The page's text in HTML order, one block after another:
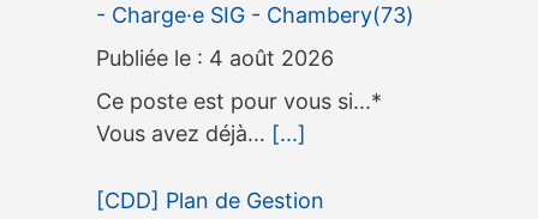
- Charge·e SIG - Chambery(73)
4 août 2026
Ce poste est pour vous si...*
Vous avez déjà… [...]
[CDD] Plan de Gestion